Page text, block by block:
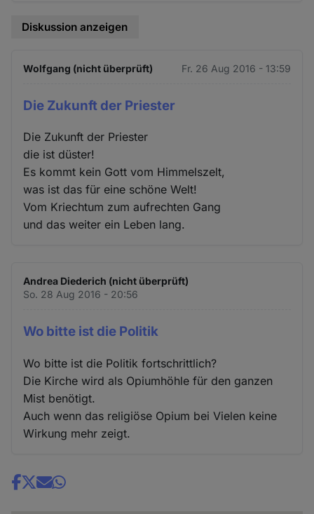
Diskussion anzeigen
Wolfgang (nicht überprüft) Fr. 26 Aug 2016 - 13:59
Die Zukunft der Priester
Die Zukunft der Priester
die ist düster!
Es kommt kein Gott vom Himmelszelt,
was ist das für eine schöne Welt!
Vom Kriechtum zum aufrechten Gang
und das weiter ein Leben lang.
Andrea Diederich (nicht überprüft)
So. 28 Aug 2016 - 20:56
Wo bitte ist die Politik
Wo bitte ist die Politik fortschrittlich?
Die Kirche wird als Opiumhöhle für den ganzen
Mist benötigt.
Auch wenn das religiöse Opium bei Vielen keine
Wirkung mehr zeigt.
Share